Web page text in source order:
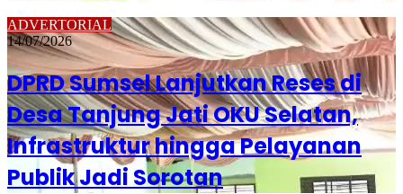
ADVERTORIAL
14/07/2026
DPRD Sumsel Lanjutkan Reses di
Desa Tanjung Jati OKU Selatan,
Infrastruktur hingga Pelayanan
Publik Jadi Sorotan